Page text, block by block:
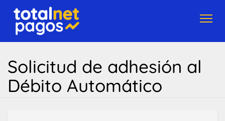
Solicitud de adhesión al
Débito Automático